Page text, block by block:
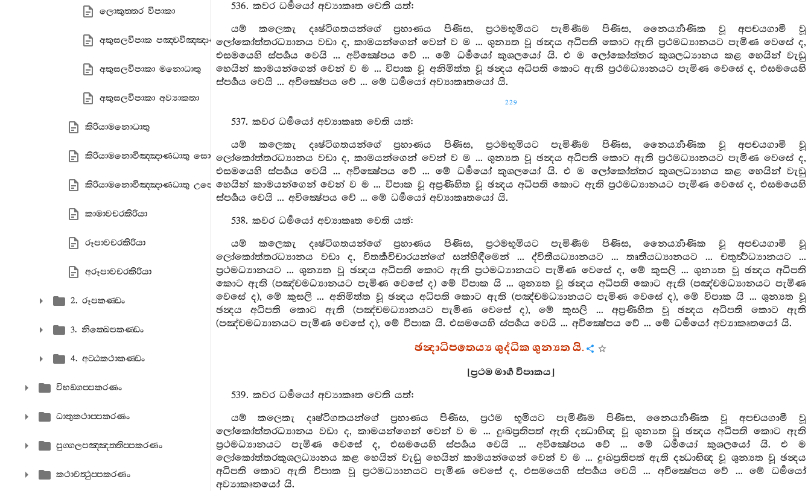
ලොකුත‍්තර විපාකා
අකුසලවිපාක පඤ‍්චවිඤ‍්ඤාණානි
අකුසලවිපාකා මනොධාතු
අකුසලවිපාකා අව්‍යාකතා
කිරියාමනොධාතු
කිරියාමනොවිඤ‍්ඤාණධාතු සොමනස‍්සසහගතචිත‍්තං
කිරියාමනොවිඤ‍්ඤාණධාතු උපෙක‍්ඛාසහගතචිත‍්තං
කාමාවචරකිරියා
රූපාවචරකිරියා
අරූපාවචරකිරියා
2. රූපකණ‍්ඩං
3. නික‍්ඛෙපකණ‍්ඩං
4. අට‍්ඨකථාකණ‍්ඩං
විභඞ‍්ගප‍්පකරණං
ධාතුකථාප‍්පකරණං
පුග‍්ගලපඤ‍්ඤත‍්තිප‍්පකරණං
කථාවත්‍ථුප‍්පකරණං
536. කවර ධර්‍මයෝ අව්‍යාකෘත වෙති යත්:
යම් කලෙකැ දෘෂ්ටිගතයන්ගේ ප්‍රහාණය පිණිස, ප්‍රථමභූමියට පැමිණීම පිණිස, නෛර්‍ය්‍යාණික වූ අපචයගාමී වූ
ලෝකෝත්තරධ්‍යානය වඩා ද, කාමයන්ගෙන් වෙන් ව ම ... ශුන්‍යත වූ ඡන්‍දය අධිපති කොට ඇති ප්‍රථමධ්‍යානයට පැමිණ වෙසේ ද,
එසමයෙහි ස්පර්‍ශය වෙයි ... අවික්‍ෂේපය වේ ... මේ ධර්‍මයෝ කුශලයෝ යි. එ ම ලෝකෝත්තර කුශලධ්‍යානය කළ හෙයින් වැඩු
හෙයින් කාමයන්ගෙන් වෙන් ව ම ... විපාක වූ අනිමිත්ත වූ ඡන්‍දය අධිපති කොට ඇති ප්‍රථමධ්‍යානයට පැමිණ වෙසේ ද, එසමයෙහි
ස්පර්‍ශය වෙයි ... අවික්‍ෂේපය වේ ... මේ ධර්‍මයෝ අව්‍යාකෘතයෝ යි.
229
537. කවර ධර්‍මයෝ අව්‍යාකෘත වෙති යත්:
යම් කලෙකැ දෘෂ්ටිගතයන්ගේ ප්‍රහාණය පිණිස, ප්‍රථමභූමියට පැමිණීම පිණිස, නෛර්‍ය්‍යාණික වූ අපචයගාමී වූ
ලෝකෝත්තරධ්‍යානය වඩා ද, කාමයන්ගෙන් වෙන් ව ම ... ශුන්‍යත වූ ඡන්‍දය අධිපති කොට ඇති ප්‍රථමධ්‍යානයට පැමිණ වෙසේ ද,
එසමයෙහි ස්පර්‍ශය වෙයි ... අවික්‍ෂේපය වේ ... මේ ධර්‍මයෝ කුශලයෝ යි. එ ම ලෝකෝත්තර කුශලධ්‍යානය කළ හෙයින් වැඩු
හෙයින් කාමයන්ගෙන් වෙන් ව ම ... විපාක වූ අප්‍රණිහිත වූ ඡන්‍දය අධිපති කොට ඇති ප්‍රථමධ්‍යානයට පැමිණ වෙසේ ද, එසමයෙහි
ස්පර්‍ශය වෙයි ... අවික්‍ෂේපය වේ ... මේ ධර්‍මයෝ අව්‍යාකෘතයෝ යි.
538. කවර ධර්‍මයෝ අව්‍යාකෘත වෙති යත්:
යම් කලෙකැ දෘෂ්ටිගතයන්ගේ ප්‍රහාණය පිණිස, ප්‍රථමභූමියට පැමිණීම පිණිස, නෛර්‍ය්‍යාණික වූ අපචයගාමී වූ
ලෝකෝත්තරධ්‍යානය වඩා ද, විතර්‍කවිචාරයන්ගේ සන්හිඳීමෙන් ... ද්විතීයධ්‍යානයට ... තෘතීයධ්‍යානයට ... චතුර්‍ත්‍ථධ්‍යානයට ...
ප්‍රථමධ්‍යානයට ... ශුන්‍යත වූ ඡන්‍දය අධිපති කොට ඇති ප්‍රථමධ්‍යානයට පැමිණ වෙසේ ද, මේ කුසලි ... ශුන්‍යත වූ ඡන්‍දය අධිපති
කොට ඇති (පඤ්චමධ්‍යානයට පැමිණ වෙසේ ද) මේ විපාක යි ... ශුන්‍යත වූ ඡන්‍දය අධිපති කොට ඇති (පඤ්චමධ්‍යානයට පැමිණ
වෙසේ ද), මේ කුසලි ... අනිමිත්ත වූ ඡන්‍දය අධිපති කොට ඇති (පඤ්චමධ්‍යානයට පැමිණ වෙසේ ද), මේ විපාක යි ... ශුන්‍යත වූ
ඡන්‍දය අධිපති කොට ඇති (පඤ්චමධ්‍යානයට පැමිණ වෙසේ ද), මේ කුසලි ... අප්‍රණිහිත වූ ඡන්‍දය අධිපති කොට ඇති
(පඤ්චමධ්‍යානයට පැමිණ වෙසේ ද), මේ විපාක යි. එසමයෙහි ස්පර්‍ශය වෙයි ... අවික්‍ෂේපය වේ ... මේ ධර්‍මයෝ අව්‍යාකෘතයෝ යි.
ඡන්‍දාධිපතෙය්‍ය ශුද්ධික ශුන්‍යත යි.
[ප්‍රථම මාර්‍ග විපාකය]
539. කවර ධර්‍මයෝ අව්‍යාකෘත වෙති යත්:
යම් කලෙකැ දෘෂ්ටිගතයන්ගේ ප්‍රහාණය පිණිස, ප්‍රථම භූමියට පැමිණීම පිණිස, නෛර්‍ය්‍යාණික වූ අපචයගාමී වූ
ලෝකෝත්තරධ්‍යානය වඩා ද, කාමයන්ගෙන් වෙන් ව ම ... දුඃඛප්‍රතිපත් ඇති දන්‍ධාභිඥ වූ ශුන්‍යත වූ ඡන්‍දය අධිපති කොට ඇති
ප්‍රථමධ්‍යානයට පැමිණ වෙසේ ද, එසමයෙහි ස්පර්‍ශය වෙයි ... අවික්‍ෂේපය වේ ... මේ ධර්‍මයෝ කුශලයෝ යි. එ ම
ලෝකෝත්තරකුශලධ්‍යානය කළ හෙයින් වැඩු හෙයින් කාමයන්ගෙන් වෙන් ව ම ... දුඃඛප්‍රතිපත් ඇති දන්‍ධාභිඥ වූ ශුන්‍යත වූ ඡන්‍දය
අධිපති කොට ඇති විපාක වූ ප්‍රථමධ්‍යානයට පැමිණ වෙසේ ද, එසමයෙහි ස්පර්‍ශය වෙයි ... අවික්‍ෂේපය වේ ... මේ ධර්‍මයෝ
අව්‍යාකෘතයෝ යි.